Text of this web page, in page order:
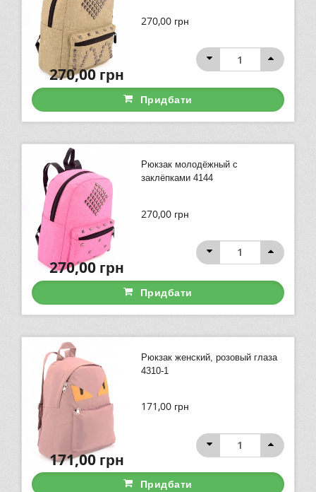
270,00 грн
270,00грн
Придбати
Рюкзак молодёжный с
заклёпками 4144
270,00 грн
270,00грн
Придбати
Рюкзак женский, розовый глаза
4310-1
171,00 грн
171,00грн
Придбати